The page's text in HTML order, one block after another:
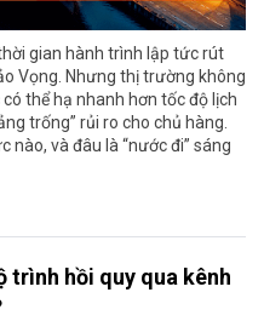
gian hành trình lập tức rút
Vọng. Nhưng thị trường không
thể hạ nhanh hơn tốc độ lịch
trống” rủi ro cho chủ hàng.
nào, và đâu là “nước đi” sáng
trình hồi quy qua kênh